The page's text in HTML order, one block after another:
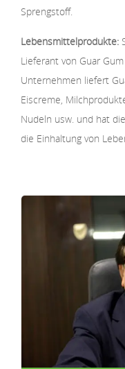
Sprengstoff.
Lebensmittelprodukte:
Lieferant von Guar
Unternehmen liefert
Eiscreme,
Nudeln usw. und hat
die Einhaltung von